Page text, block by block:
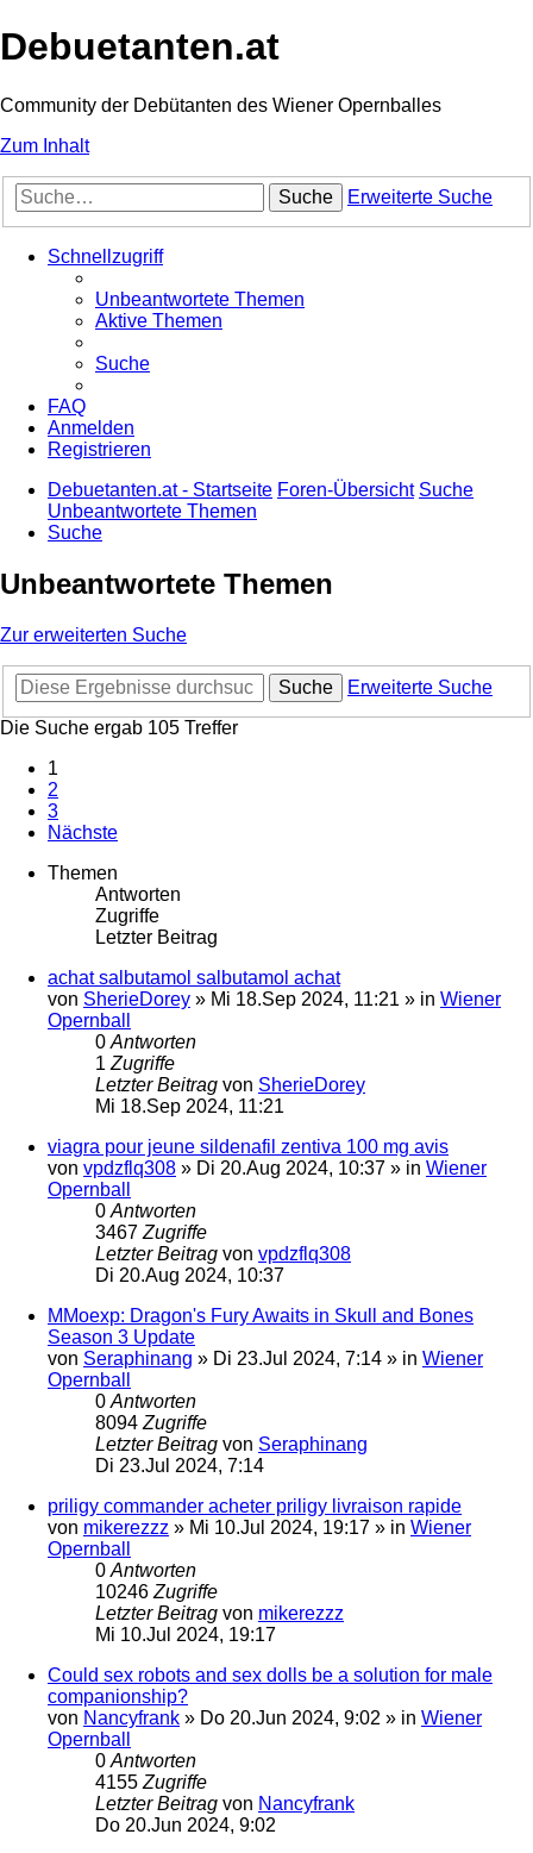
Debuetanten.at
Community der Debütanten des Wiener Opernballes
Zum Inhalt
Suche Erweiterte Suche
Schnellzugriff
Unbeantwortete Themen
Aktive Themen
Suche
FAQ
Anmelden
Registrieren
Debuetanten.at - Startseite Foren-Übersicht Suche
Unbeantwortete Themen
Suche
Unbeantwortete Themen
Zur erweiterten Suche
Suche
Erweiterte Suche
Die Suche ergab 105 Treffer
1
2
3
Nächste
Themen
Antworten
Zugriffe
Letzter Beitrag
achat salbutamol salbutamol achat
von SherieDorey » Mi 18.Sep 2024, 11:21 » in Wiener
Opernball
0 Antworten
1 Zugriffe
Letzter Beitrag von SherieDorey
Mi 18.Sep 2024, 11:21
viagra pour jeune sildenafil zentiva 100 mg avis
von vpdzflq308 » Di 20.Aug 2024, 10:37 » in Wiener
Opernball
0 Antworten
3467 Zugriffe
Letzter Beitrag von vpdzflq308
Di 20.Aug 2024, 10:37
MMoexp: Dragon's Fury Awaits in Skull and Bones
Season 3 Update
von Seraphinang » Di 23.Jul 2024, 7:14 » in Wiener
Opernball
0 Antworten
8094 Zugriffe
Letzter Beitrag von Seraphinang
Di 23.Jul 2024, 7:14
priligy commander acheter priligy livraison rapide
von mikerezzz » Mi 10.Jul 2024, 19:17 » in Wiener
Opernball
0 Antworten
10246 Zugriffe
Letzter Beitrag von mikerezzz
Mi 10.Jul 2024, 19:17
Could sex robots and sex dolls be a solution for male
companionship?
von Nancyfrank » Do 20.Jun 2024, 9:02 » in Wiener
Opernball
0 Antworten
4155 Zugriffe
Letzter Beitrag von Nancyfrank
Do 20.Jun 2024, 9:02